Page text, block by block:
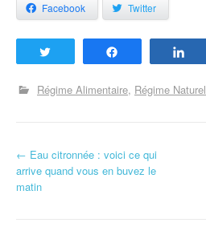
Facebook Twitter
Régime Alimentaire Régime Naturel
Navigation d'article
← Eau citronnée : voici ce qui
arrive quand vous en buvez le
matin